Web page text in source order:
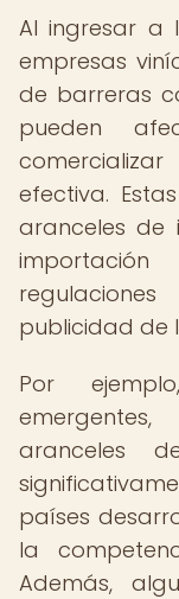
Al ingresar a
empresas
de barreras
pueden
efectiva.
aranceles de
publicidad de
Por
aranceles
países
la
Además,